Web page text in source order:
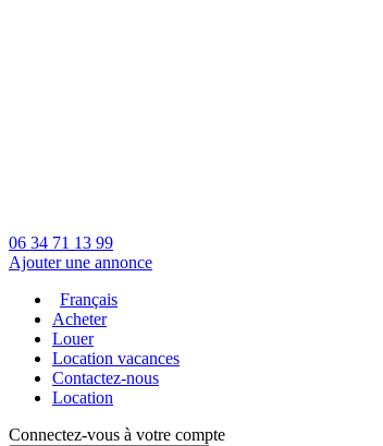
06 34 71 13 99
Ajouter une annonce
Français
Acheter
Louer
Location vacances
Contactez-nous
Location
Connectez-vous à votre compte